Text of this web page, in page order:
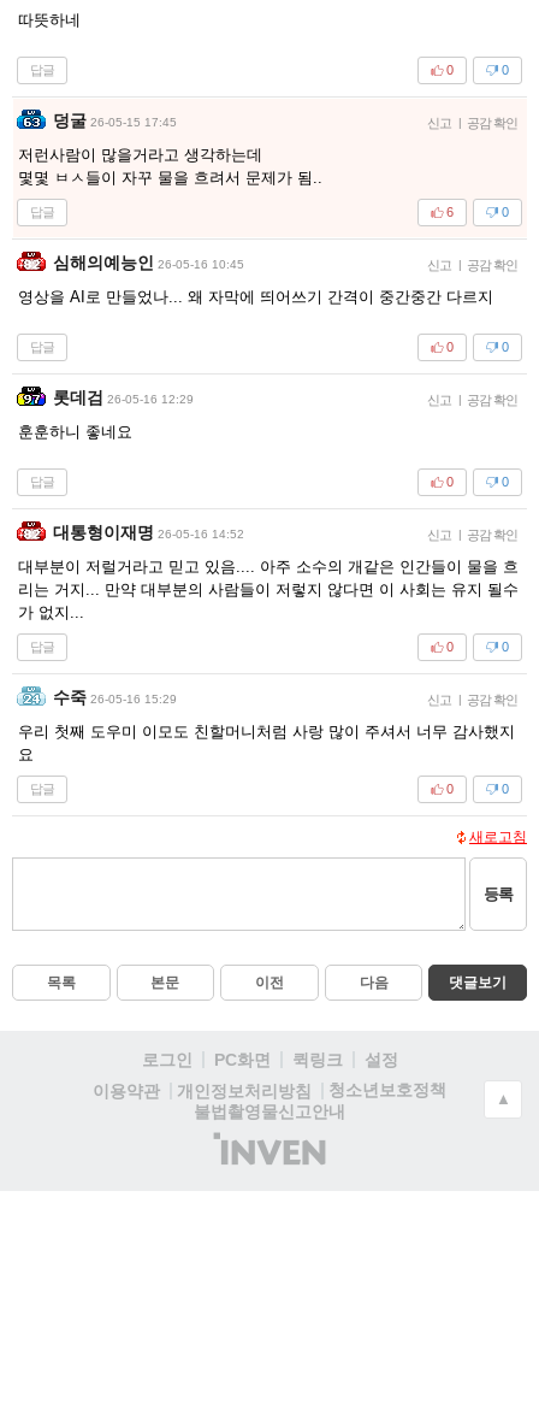
따뜻하네
답글 0
0
덩굴 26-05-15 17:45 신고 | 공감 확인
저런사람이 많을거라고 생각하는데
몇몇 ㅂㅅ들이 자꾸 물을 흐려서 문제가 됨..
답글 0
6
심해의예능인 26-05-16 10:45 신고 | 공감 확인
영상을 AI로 만들었나... 왜 자막에 띄어쓰기 간격이 중간중간 다르지
답글 0
0
롯데검 26-05-16 12:29 신고 | 공감 확인
훈훈하니 좋네요
답글 0
0
대통형이재명 26-05-16 14:52 신고 | 공감 확인
대부분이 저럴거라고 믿고 있음.... 아주 소수의 개같은 인간들이 물을 흐
리는 거지... 만약 대부분의 사람들이 저렇지 않다면 이 사회는 유지 될수
가 없지...
답글 0
0
수죽 26-05-16 15:29 신고 | 공감 확인
우리 첫째 도우미 이모도 친할머니처럼 사랑 많이 주셔서 너무 감사했지
요
답글 0
0
새로고침
등록
목록 본문 이전 다음 댓글보기
로그인 PC화면 퀵링크
설정
이용약관
개인정보처리방침
청소년보호정책
불법촬영물신고안내
(주)
인
▲